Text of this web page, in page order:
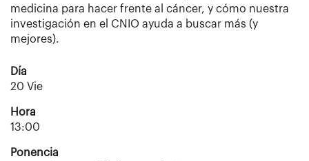
medicina para hacer frente al cáncer, y cómo nuestra
investigación en el CNIO ayuda a buscar más (y
mejores).
Día
20 Vie
Hora
13:00
Ponencia